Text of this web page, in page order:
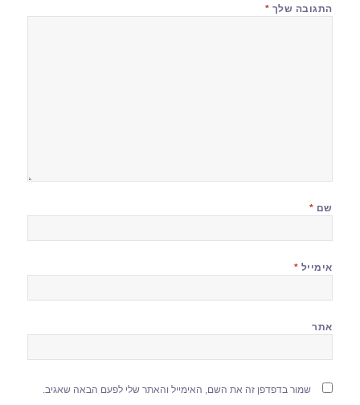
התגובה שלך *
שם *
אימייל *
אתר
שמור בדפדפן זה את השם, האימייל והאתר שלי לפעם הבאה שאגיב.